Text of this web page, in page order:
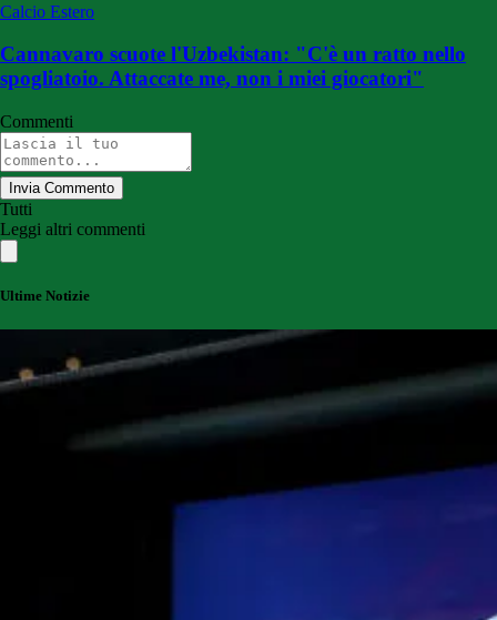
Calcio Estero
Cannavaro scuote l'Uzbekistan: "C'è un ratto nello
spogliatoio. Attaccate me, non i miei giocatori"
Commenti
Invia Commento
Tutti
Leggi altri commenti
Ultime Notizie